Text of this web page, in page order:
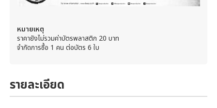
หมายเหตุ
ราคายังไม่รวมค่าบัตรพลาสติก 20 บาท
จำกัดการซื้อ 1 คน ต่อบัตร 6 ใบ
รายละเอียด